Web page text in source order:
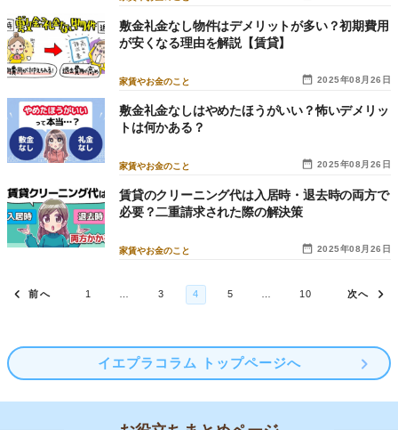
2025年08月26日
家賃やお金のこと
敷金礼金なし物件はデメリットが多い？初期費用
が安くなる理由を解説【賃貸】
2025年08月26日
家賃やお金のこと
敷金礼金なしはやめたほうがいい？怖いデメリッ
トは何かある？
2025年08月26日
家賃やお金のこと
賃貸のクリーニング代は入居時・退去時の両方で
必要？二重請求された際の解決策
イエプラコラム トップページへ